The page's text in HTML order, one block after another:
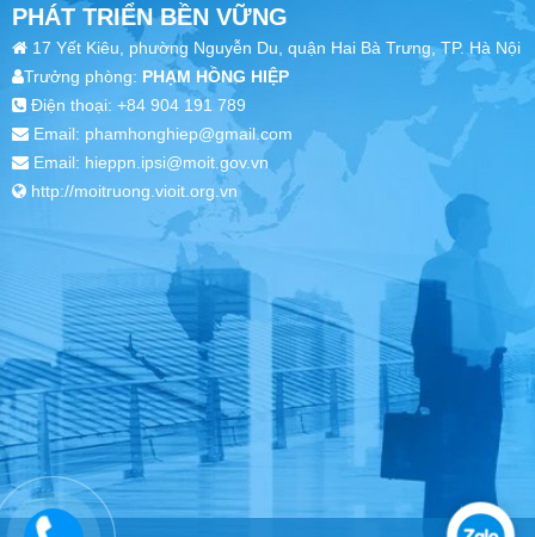
PHÁT TRIỂN BỀN VỮNG
17 Yết Kiêu, phường Nguyễn Du, quận Hai Bà Trưng, TP. Hà Nội
Trưởng phòng: PHẠM HỒNG HIỆP
Điện thoại: +84 904 191 789
Email: phamhonghiep@gmail.com
Email: hieppn.ipsi@moit.gov.vn
http://moitruong.vioit.org.vn